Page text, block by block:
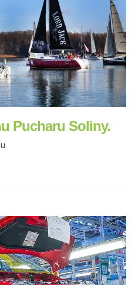
Pucharu Soliny.